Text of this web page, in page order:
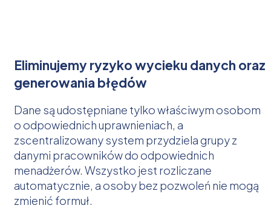
Eliminujemy ryzyko wycieku danych oraz
generowania błędów
Dane są udostępniane tylko właściwym osobom
o odpowiednich uprawnieniach, a
zscentralizowany system przydziela grupy z
danymi pracowników do odpowiednich
menadżerów. Wszystko jest rozliczane
automatycznie, a osoby bez pozwoleń nie mogą
zmienić formuł.